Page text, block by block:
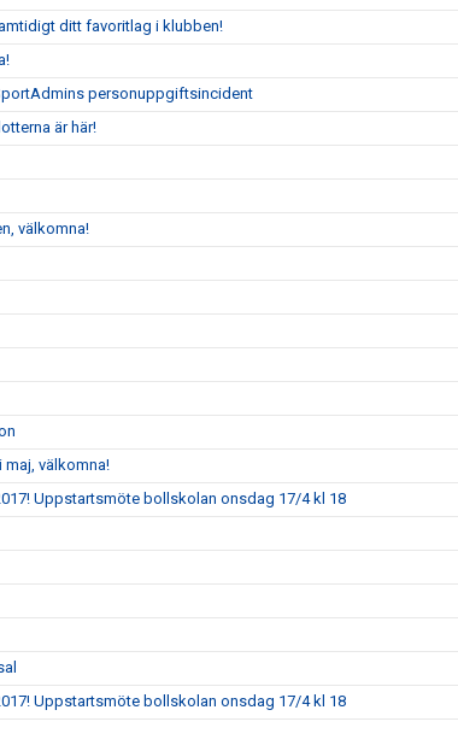
ditt favoritlag i klubben!
personuppgiftsincident
är här!
välkomna!
välkomna!
Uppstartsmöte bollskolan onsdag 17/4 kl 18
Uppstartsmöte bollskolan onsdag 17/4 kl 18